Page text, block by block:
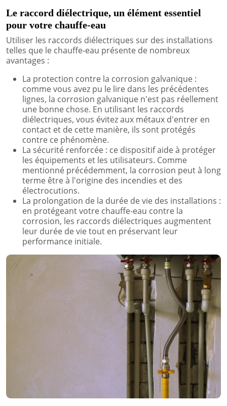
Le raccord diélectrique, un élément essentiel
pour votre chauffe-eau
Utiliser les raccords diélectriques sur des installations
telles que le chauffe-eau présente de nombreux
avantages :
La protection contre la corrosion galvanique :
comme vous avez pu le lire dans les précédentes
lignes, la corrosion galvanique n'est pas réellement
une bonne chose. En utilisant les raccords
diélectriques, vous évitez aux métaux d'entrer en
contact et de cette manière, ils sont protégés
contre ce phénomène.
La sécurité renforcée : ce dispositif aide à protéger
les équipements et les utilisateurs. Comme
mentionné précédemment, la corrosion peut à long
terme être à l'origine des incendies et des
électrocutions.
La prolongation de la durée de vie des installations :
en protégeant votre chauffe-eau contre la
corrosion, les raccords diélectriques augmentent
leur durée de vie tout en préservant leur
performance initiale.